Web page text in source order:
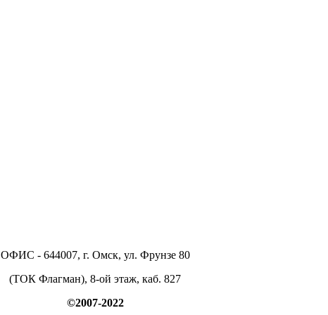
ОФИС - 644007, г. Омск, ул. Фрунзе 80
(ТОК Флагман), 8-ой этаж, каб. 827
©2007-2022